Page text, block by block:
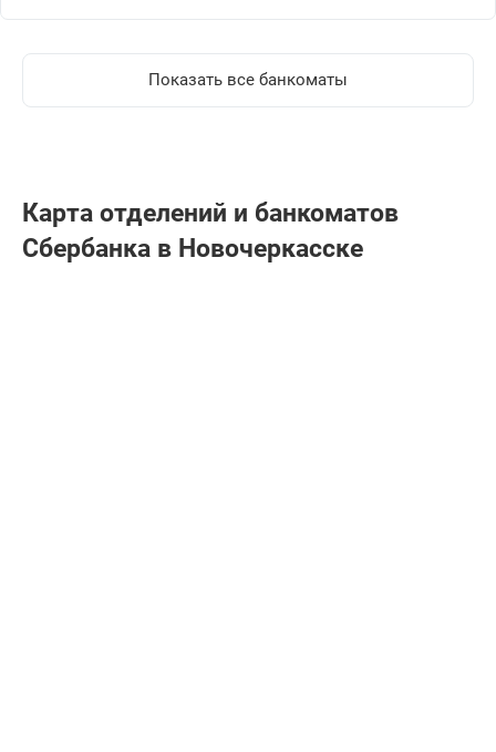
Показать все банкоматы
Карта отделений и банкоматов
Сбербанкa в Новочеркасске